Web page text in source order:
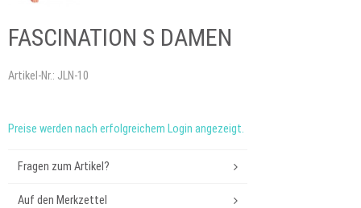
FASCINATION S DAMEN
Artikel-Nr.: JLN-10
Preise werden nach erfolgreichem Login angezeigt.
Fragen zum Artikel?
Auf den Merkzettel